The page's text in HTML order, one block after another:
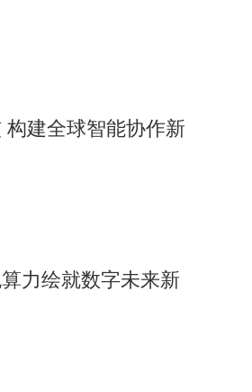
建全球智能协作新
力绘就数字未来新